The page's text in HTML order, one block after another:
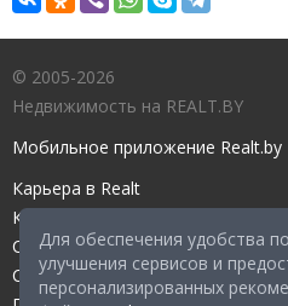
Для обеспечения удобства
улучшения сервисов и
персонализированных
© 2005-2026
Недвижимость на REALT.BY
Мобильное приложение Realt.by
Карьера в Realt
Контакты редакции
Справочный центр
Служба поддержки